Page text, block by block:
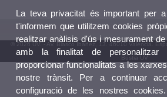
© 2026 UV. - Av. Blasco Ibáñez, 13. 46010 València.
Bústia UV
La teva privacitat és important per
t'informem que utilitzem cookies
realitzar anàlisis d'ús i mesurament
amb la finalitat de personalitzar
proporcionar funcionalitats a les
nostre trànsit. Per a continuar
configuració de les nostres